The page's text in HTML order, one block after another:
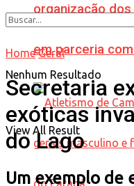
organização
em parceria
Nenhum Resultado
View All Result
Home Geral
Secretaria
exóticas
do Lago
Um exemplo de